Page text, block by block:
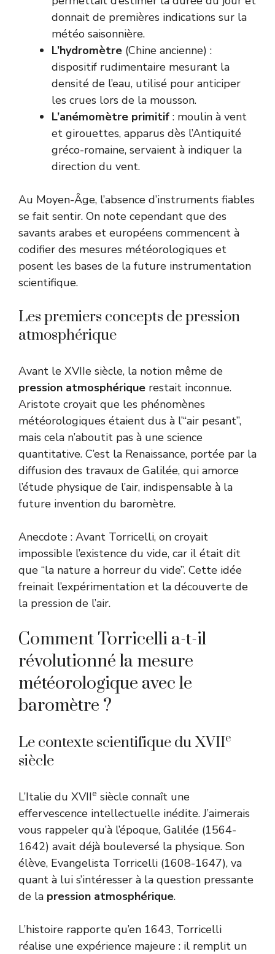
donnait de premières indications sur la
météo saisonnière.
L’hydromètre (Chine ancienne) :
dispositif rudimentaire mesurant la
densité de l’eau, utilisé pour anticiper
les crues lors de la mousson.
L’anémomètre primitif : moulin à vent
et girouettes, apparus dès l’Antiquité
gréco-romaine, servaient à indiquer la
direction du vent.
Au Moyen-Âge, l’absence d’instruments fiables
se fait sentir. On note cependant que des
savants arabes et européens commencent à
codifier des mesures météorologiques et
posent les bases de la future instrumentation
scientifique.
Les premiers concepts de pression
atmosphérique
Avant le XVIIe siècle, la notion même de
pression atmosphérique restait inconnue.
Aristote croyait que les phénomènes
météorologiques étaient dus à l’“air pesant”,
mais cela n’aboutit pas à une science
quantitative. C’est la Renaissance, portée par la
diffusion des travaux de Galilée, qui amorce
l’étude physique de l’air, indispensable à la
future invention du baromètre.
Anecdote : Avant Torricelli, on croyait
impossible l’existence du vide, car il était dit
que “la nature a horreur du vide”. Cette idée
freinait l’expérimentation et la découverte de
la pression de l’air.
Comment Torricelli a-t-il
révolutionné la mesure
météorologique avec le
baromètre ?
Le contexte scientifique du XVIIe
siècle
L’Italie du XVIIe siècle connaît une
effervescence intellectuelle inédite. J’aimerais
vous rappeler qu’à l’époque, Galilée (1564-
1642) avait déjà bouleversé la physique. Son
élève, Evangelista Torricelli (1608-1647), va
quant à lui s’intéresser à la question pressante
de la pression atmosphérique.
L’histoire rapporte qu’en 1643, Torricelli
réalise une expérience majeure : il remplit un